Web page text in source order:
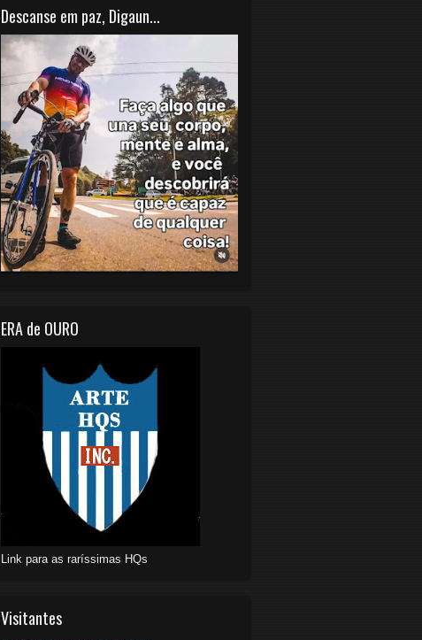
Descanse em paz, Digaun...
ERA de OURO
Link para as raríssimas HQs
Visitantes